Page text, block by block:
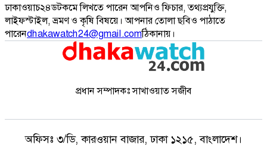
ঢাকাওয়াচ২৪ডটকমে লিখতে পারেন আপনিও ফিচার, তথ্যপ্রযুক্তি,
লাইফস্টাইল, ভ্রমণ ও কৃষি বিষয়ে। আপনার তোলা ছবিও পাঠাতে
পারেনdhakawatch24@gmail.comঠিকানায়।
প্রধান সম্পাদকঃ সাখাওয়াত সজীব
অফিসঃ ৩/ডি, কারওয়ান বাজার, ঢাকা ১২১৫, বাংলাদেশ।